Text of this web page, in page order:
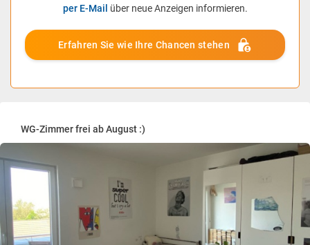
per E-Mail über neue Anzeigen informieren.
Erfahren Sie wie Ihre Chancen stehen
WG-Zimmer frei ab August :)